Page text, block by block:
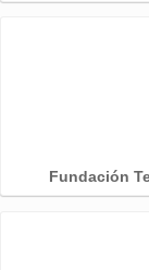
Fundación